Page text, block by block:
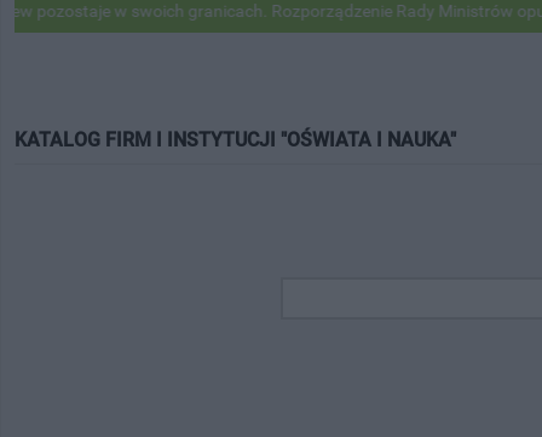
w swoich granicach. Rozporządzenie Rady Ministrów opublikowane
KATALOG FIRM I INSTYTUCJI "OŚWIATA I NAUKA"